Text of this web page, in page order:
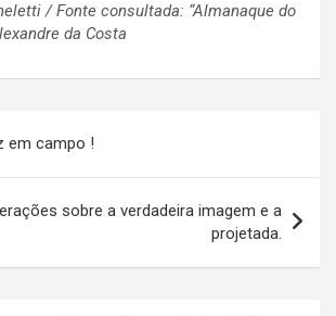
/ Fonte consultada: “Almanaque do
da Costa
em campo !
sobre a verdadeira imagem e a
projetada.